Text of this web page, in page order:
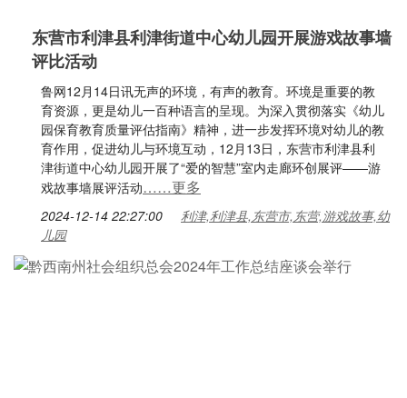
东营市利津县利津街道中心幼儿园开展游戏故事墙
评比活动
鲁网12月14日讯无声的环境，有声的教育。环境是重要的教
育资源，更是幼儿一百种语言的呈现。为深入贯彻落实《幼儿
园保育教育质量评估指南》精神，进一步发挥环境对幼儿的教
育作用，促进幼儿与环境互动，12月13日，东营市利津县利
津街道中心幼儿园开展了“爱的智慧”室内走廊环创展评——游
戏故事墙展评活动……更多
2024-12-14 22:27:00
利津,利津县,东营市,东营,游戏故事,幼
儿园